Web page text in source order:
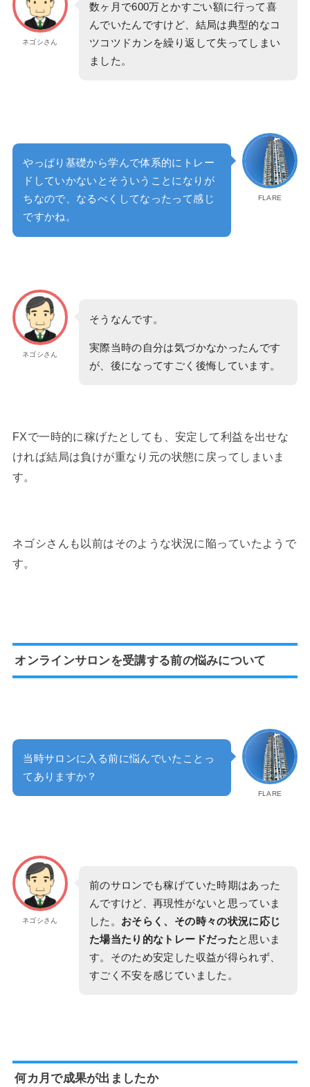
ネゴシさん
数ヶ月で600万とかすごい額に行って喜
んでいたんですけど、結局は典型的なコ
ツコツドカンを繰り返して失ってしまい
ました。
FLARE
やっぱり基礎から学んで体系的にトレー
ドしていかないとそういうことになりが
ちなので、なるべくしてなったって感じ
ですかね。
ネゴシさん
そうなんです。
実際当時の自分は気づかなかったんです
が、後になってすごく後悔しています。
FXで一時的に稼げたとしても、安定して利益を出せな
ければ結局は負けが重なり元の状態に戻ってしまいま
す。
ネゴシさんも以前はそのような状況に陥っていたようで
す。
オンラインサロンを受講する前の悩みについて
FLARE
当時サロンに入る前に悩んでいたことっ
てありますか？
ネゴシさん
前のサロンでも稼げていた時期はあった
んですけど、再現性がないと思っていま
した。 おそらく、その時々の状況に応じ
た場当たり的なトレードだったと思いま
す。そのため安定した収益が得られず、
すごく不安を感じていました。
何カ月で成果が出ましたか